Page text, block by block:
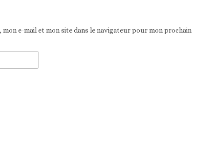
e-mail et mon site dans le navigateur pour mon prochain